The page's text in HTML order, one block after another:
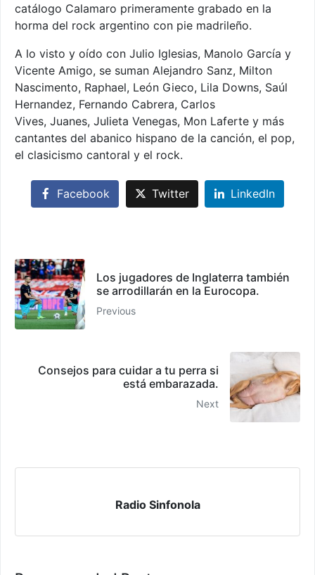
catálogo Calamaro primeramente grabado en la
horma del rock argentino con pie madrileño.
A lo visto y oído con Julio Iglesias, Manolo García y
Vicente Amigo, se suman Alejandro Sanz, Milton
Nascimento, Raphael, León Gieco, Lila Downs, Saúl
Hernandez, Fernando Cabrera, Carlos
Vives, Juanes, Julieta Venegas, Mon Laferte y más
cantantes del abanico hispano de la canción, el pop,
el clasicismo cantoral y el rock.
Facebook Twitter LinkedIn
Los jugadores de Inglaterra también
se arrodillarán en la Eurocopa.
Previous
Consejos para cuidar a tu perra si
está embarazada.
Next
Radio Sinfonola